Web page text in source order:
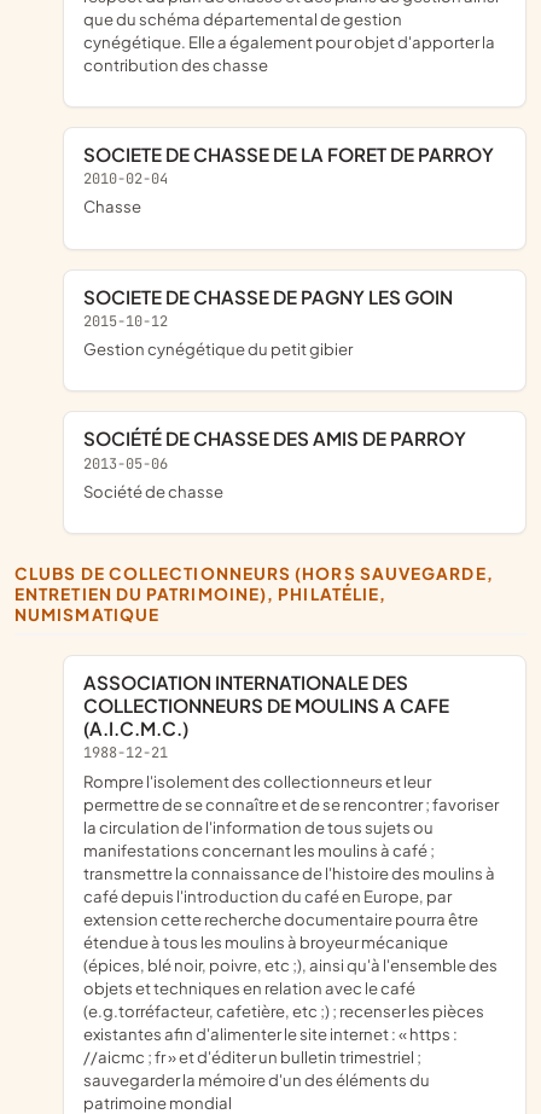
que du schéma départemental de gestion
cynégétique. Elle a également pour objet d'apporter la
contribution des chasse
SOCIETE DE CHASSE DE LA FORET DE PARROY
2010-02-04
chasse
SOCIETE DE CHASSE DE PAGNY LES GOIN
2015-10-12
gestion cynégétique du petit gibier
SOCIÉTÉ DE CHASSE DES AMIS DE PARROY
2013-05-06
société de chasse
CLUBS DE COLLECTIONNEURS (HORS SAUVEGARDE,
ENTRETIEN DU PATRIMOINE), PHILATÉLIE,
NUMISMATIQUE
ASSOCIATION INTERNATIONALE DES
COLLECTIONNEURS DE MOULINS A CAFE
(A.I.C.M.C.)
1988-12-21
rompre l'isolement des collectionneurs et leur
permettre de se connaître et de se rencontrer ; favoriser
la circulation de l'information de tous sujets ou
manifestations concernant les moulins à café ;
transmettre la connaissance de l'histoire des moulins à
café depuis l'introduction du café en Europe, par
extension cette recherche documentaire pourra être
étendue à tous les moulins à broyeur mécanique
(épices, blé noir, poivre, etc ;), ainsi qu'à l'ensemble des
objets et techniques en relation avec le café
(e.g.torréfacteur, cafetière, etc ;) ; recenser les pièces
existantes afin d'alimenter le site internet : « https :
//aicmc ; fr » et d'éditer un bulletin trimestriel ;
sauvegarder la mémoire d'un des éléments du
patrimoine mondial